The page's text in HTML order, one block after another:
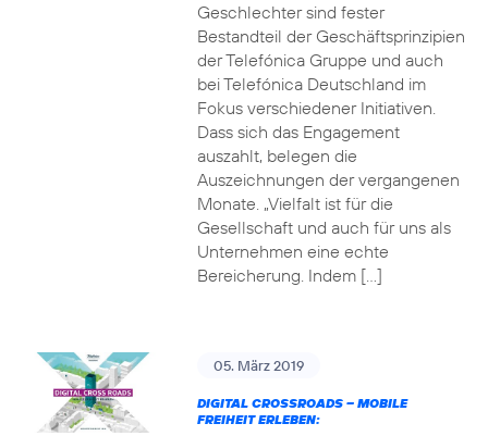
Geschlechter sind fester
Bestandteil der Geschäftsprinzipien
der Telefónica Gruppe und auch
bei Telefónica Deutschland im
Fokus verschiedener Initiativen.
Dass sich das Engagement
auszahlt, belegen die
Auszeichnungen der vergangenen
Monate. „Vielfalt ist für die
Gesellschaft und auch für uns als
Unternehmen eine echte
Bereicherung. Indem […]
05. März 2019
DIGITAL CROSSROADS – MOBILE
FREIHEIT ERLEBEN: